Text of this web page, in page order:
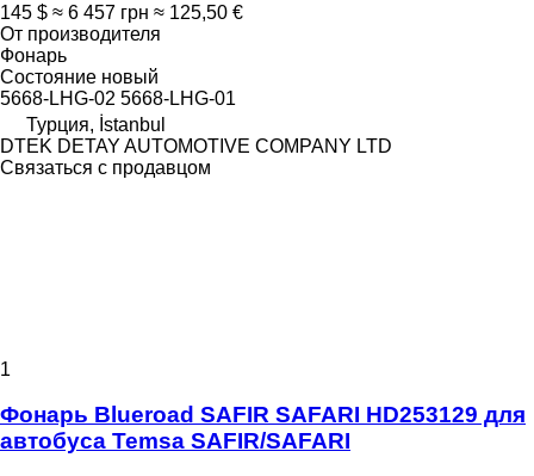
145 $ ≈ 6 457 грн ≈ 125,50 €
От производителя
Фонарь
Состояние новый
5668-LHG-02 5668-LHG-01
Турция, İstanbul
DTEK DETAY AUTOMOTIVE COMPANY LTD
Связаться с продавцом
1
Фонарь Blueroad SAFIR SAFARI HD253129 для
автобуса Temsa SAFIR/SAFARI